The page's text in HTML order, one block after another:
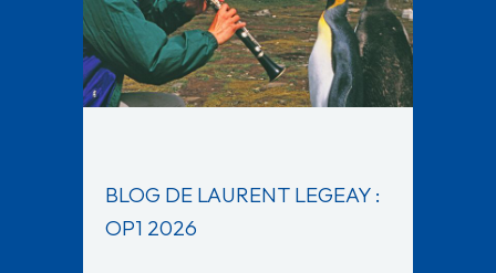
BLOG DE LAURENT LEGEAY :
OP1 2026